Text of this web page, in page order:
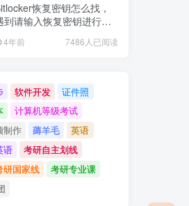
恢复密钥怎么找，
到请输入恢复密钥进行恢
4年前 7486人已阅读
软件开发
证件照
计算机等级考试
制作 薅羊毛
英语
语
考研自主划线
研国家线
考研专业课